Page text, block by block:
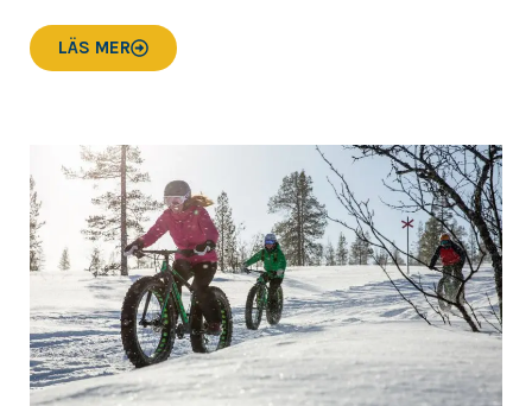
LÄS MER